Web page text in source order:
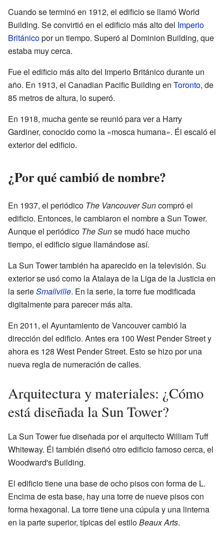
Cuando se terminó en 1912, el edificio se llamó World
Building. Se convirtió en el edificio más alto del Imperio
Británicopor un tiempo. Superó al Dominion Building, que
estaba muy cerca.
Fue el edificio más alto del Imperio Británico durante un
año. En 1913, el Canadian Pacific Building en Toronto, de
85 metros de altura, lo superó.
En 1918, mucha gente se reunió para ver a Harry
Gardiner, conocido como la «mosca humana». Él escaló el
exterior del edificio.
¿Por qué cambió de nombre?
En 1937, el periódico The Vancouver Suncompró el
edificio. Entonces, le cambiaron el nombre a Sun Tower.
Aunque el periódico The Sunse mudó hace mucho
tiempo, el edificio sigue llamándose así.
La Sun Tower también ha aparecido en la televisión. Su
exterior se usó como la Atalaya de la Liga de la Justicia en
la serieSmallville. En la serie, la torre fue modificada
digitalmente para parecer más alta.
En 2011, el Ayuntamiento de Vancouver cambió la
dirección del edificio. Antes era 100 West Pender Street y
ahora es 128 West Pender Street. Esto se hizo por una
nueva regla de numeración de calles.
Arquitectura y materiales: ¿Cómo
está diseñada la Sun Tower?
La Sun Tower fue diseñada por el arquitecto William Tuff
Whiteway. Él también diseñó otro edificio famoso cerca, el
Woodward's Building.
El edificio tiene una base de ocho pisos con forma de L.
Encima de esta base, hay una torre de nueve pisos con
forma hexagonal. La torre tiene una cúpula y una linterna
en la parte superior, típicas del estiloBeaux Arts.